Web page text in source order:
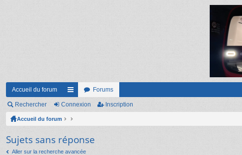
Accueil du forum
ac
co
ci
Forums
Rechercher Connexion Inscription
Accueil du forum
Sujets sans réponse
Aller sur la recherche avancée